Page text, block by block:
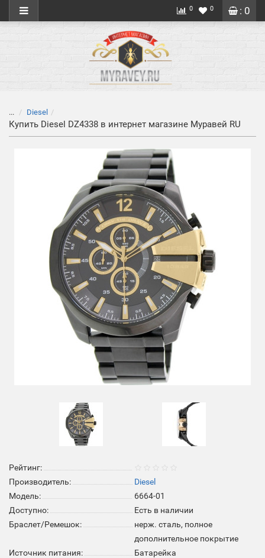
: 0
0 0
... Diesel
Купить Diesel DZ4338 в интернет магазине Муравей RU
Рейтинг:
Производитель:
Diesel
Модель:
6664-01
Доступно:
Есть в наличии
Браслет/Ремешок:
нерж. сталь, полное
дополнительное покрытие
Источник питания:
Батарейка